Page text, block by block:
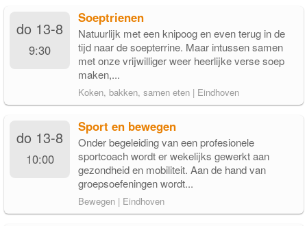
do 13-8
9:30
Soeptrienen
Natuurlijk met een knipoog en even terug in de
tijd naar de soepterrine. Maar intussen samen
met onze vrijwilliger weer heerlijke verse soep
maken,...
Koken, bakken, samen eten | Eindhoven
do 13-8
10:00
Sport en bewegen
Onder begeleiding van een profesionele
sportcoach wordt er wekelijks gewerkt aan
gezondheid en mobiliteit. Aan de hand van
groepsoefeningen wordt...
Bewegen | Eindhoven